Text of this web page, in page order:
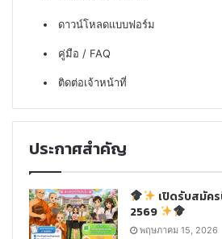
ดาวน์โหลดแบบฟอร์ม
คู่มือ / FAQ
ติดต่อเจ้าหน้าที่
ประกาศสำคัญ
เปิดรับสมัค
2569
พฤษภาคม 15, 2026